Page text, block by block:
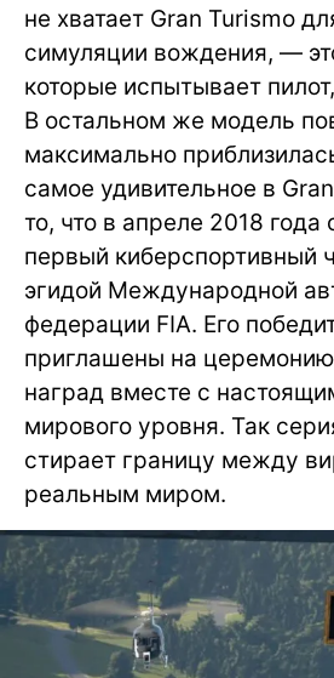
не хватает Gran Turismo
симуляции вождения, —
которые испытывает
В остальном же модель
максимально
самое удивительное в
то, что в апреле 2018 года
первый киберспортивный
эгидой Международной
федерации FIA. Его
приглашены на
наград вместе с
мирового уровня. Так
стирает границу между
реальным миром.